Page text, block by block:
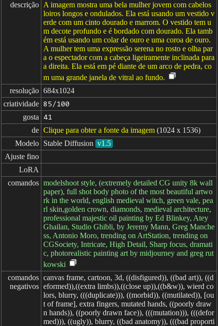
descrição A imagem mostra uma bela mulher jovem com cabelos
loiros longos e ondulados. Ela está usando um vestido v
erde com um cinto dourado e marrom. O vestido tem u
m decote profundo e é bordado com dourado. Ela tamb
ém está usando um colar de ouro e uma coroa de ouro.
A mulher tem uma expressão serena no rosto e olha par
a o espectador com a cabeça ligeiramente inclinada para
a direita. Ela está em pé diante de um arco de pedra, co
m uma grande janela de vitral ao fundo.
resolução 684x1024
criatividade 85/100
gosta 41
de Clique para obter a fonte da imagem (1024 x 1536)
Modelo Stable Diffusion v1.5
Ajuste fino
LoRA
comandos modelshoot style, (extremely detailed CG unity 8k wall
paper), full shot body photo of the most beautiful artwo
rk in the world, english medieval witch, green vale, pea
rl skin,golden crown, diamonds, medieval architecture,
professional majestic oil painting by Ed Blinkey, Atey
Ghailan, Studio Ghibli, by Jeremy Mann, Greg Manche
ss, Antonio Moro, trending on ArtStation, trending on
CGSociety, Intricate, High Detail, Sharp focus, dramati
c, photorealistic painting art by midjourney and greg rut
kowski
comandos
negativos
canvas frame, cartoon, 3d, ((disfigured)), ((bad art)), ((d
eformed)),((extra limbs)),((close up)),((b&w)), wierd co
lors, blurry, (((duplicate))), ((morbid)), ((mutilated)), [ou
t of frame], extra fingers, mutated hands, ((poorly draw
n hands)), ((poorly drawn face)), (((mutation))), (((defor
med))), ((ugly)), blurry, ((bad anatomy)), (((bad proporti